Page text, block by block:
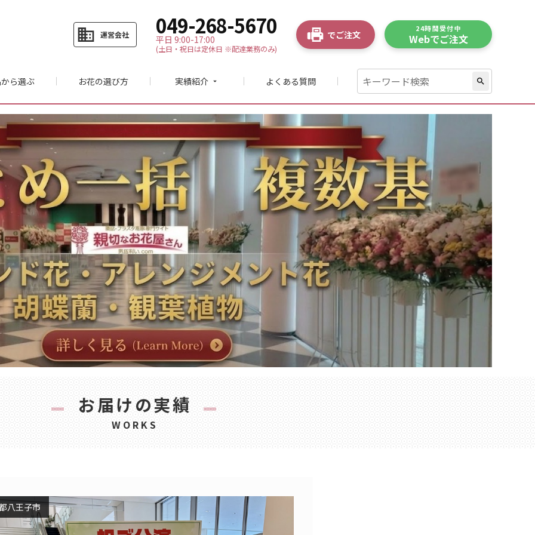
business 運営会社 049-268-5670
平日 9:00-17:00
(土日・祝日は定休日 ※配達業務のみ)
でご注文
24時間受付中
Webでご注文
search
ら選ぶ お花の選び方 実績紹介 arrow_drop_down よくある質問
お届けの実績
WORKS
八王子市